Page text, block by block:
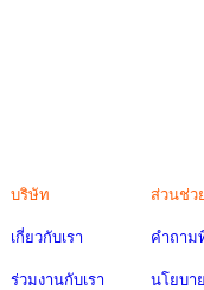
บริษัท
เกี่ยวกับเรา
ร่วมงานกับเรา
ส่วนช่ว
คำถาม
นโยบา